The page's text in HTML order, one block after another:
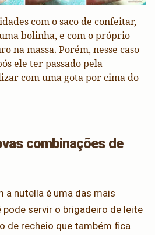
com o saco de confeitar,
bolinha, e com o próprio
na massa. Porém, nesse caso
ele ter passado pela
com uma gota por cima do
combinações de
a nutella é uma das mais
pode servir o brigadeiro de leite
de recheio que também fica